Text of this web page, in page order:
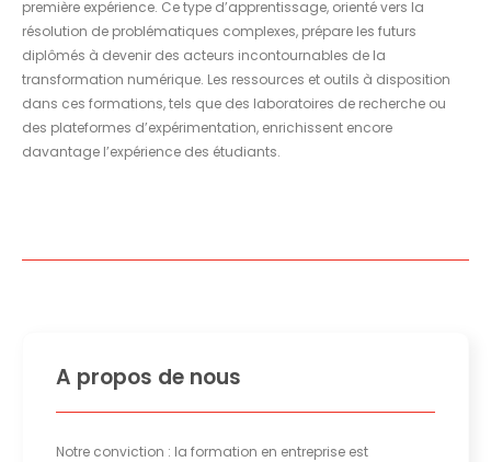
première expérience. Ce type d’apprentissage, orienté vers la
résolution de problématiques complexes, prépare les futurs
diplômés à devenir des acteurs incontournables de la
transformation numérique. Les ressources et outils à disposition
dans ces formations, tels que des laboratoires de recherche ou
des plateformes d’expérimentation, enrichissent encore
davantage l’expérience des étudiants.
A propos de nous
Notre conviction : la formation en entreprise est